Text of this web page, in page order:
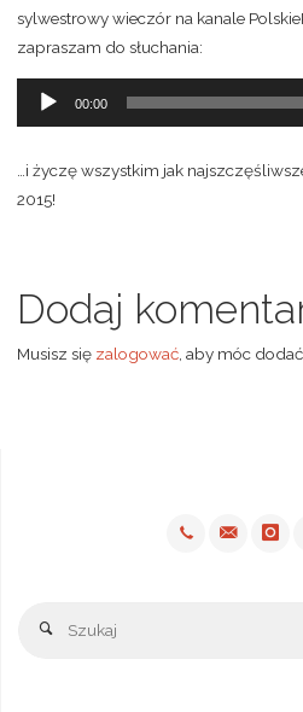
sylwestrowy wieczór na kanale
zapraszam do słuchania:
Odtwarzacz
00:00
…i życzę wszystkim jak
2015!
Dodaj
Musisz się zalogować, aby móc
Szukaj